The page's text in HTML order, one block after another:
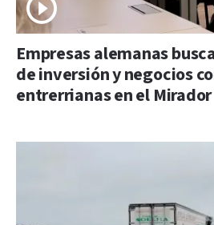
Empresas alemanas
de inversión y negocios
entrerrianas en el Mirador